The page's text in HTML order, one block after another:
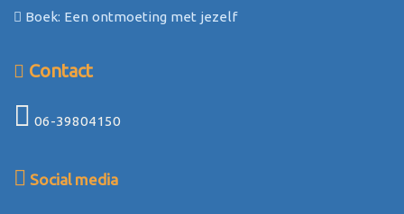
Boek: Een ontmoeting met jezelf
Contact
06-39804150
Social media